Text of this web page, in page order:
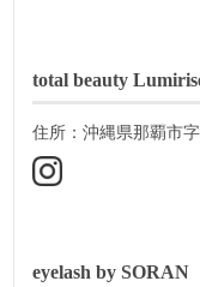
total beauty
住所：沖縄県那覇市
eyelash by SORAN